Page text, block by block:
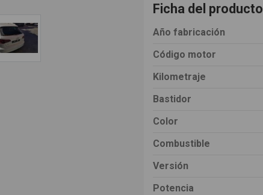
Ficha del producto
Año fabricación
Código motor
Kilometraje
Bastidor
Color
Combustible
Versión
Potencia